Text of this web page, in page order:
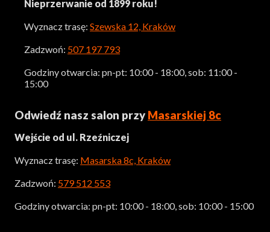
Nieprzerwanie od 1899 roku!
Wyznacz trasę: Szewska 12, Kraków
Zadzwoń: 507 197 793
Godziny otwarcia: pn-pt: 10:00 - 18:00, sob: 11:00 -
15:00
Odwiedź nasz salon przy Masarskiej 8c
Wejście od ul. Rzeźniczej
Wyznacz trasę: Masarska 8c, Kraków
Zadzwoń: 579 512 553
Godziny otwarcia: pn-pt: 10:00 - 18:00, sob: 10:00 - 15:00